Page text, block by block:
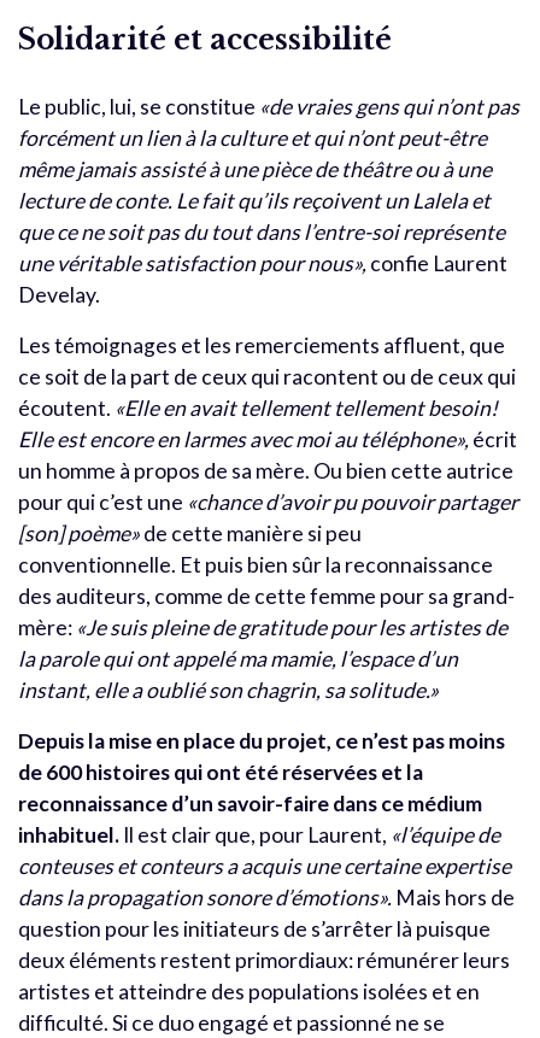
Solidarité et accessibilité
Le public, lui, se constitue «de vraies gens qui n’ont pas
forcément un lien à la culture et qui n’ont peut-être
même jamais assisté à une pièce de théâtre ou à une
lecture de conte. Le fait qu’ils reçoivent un Lalela et
que ce ne soit pas du tout dans l’entre-soi représente
une véritable satisfaction pour nous»,confie Laurent
Develay.
Les témoignages et les remerciements affluent, que
ce soit de la part de ceux qui racontent ou de ceux qui
écoutent. «Elle en avait tellement tellement besoin!
Elle est encore en larmes avec moi au téléphone»,écrit
un homme à propos de sa mère. Ou bien cette autrice
pour qui c’est une «chance d’avoir pu pouvoir partager
[son] poème»de cette manière si peu
conventionnelle. Et puis bien sûr la reconnaissance
des auditeurs, comme de cette femme pour sa grand-
mère: «Jesuis pleine de gratitude pour les artistes de
la parole qui ont appelé ma mamie, l’espace d’un
instant, elle a oublié son chagrin, sa solitude.»
Depuis la mise en place du projet, ce n’est pas moins
de 600 histoires qui ont été réservées et la
reconnaissance d’un savoir-faire dans ce médium
inhabituel. Il est clair que, pour Laurent, «l’équipe de
conteuses et conteurs a acquis une certaine expertise
dans la propagation sonore d’émotions». Mais hors de
question pour les initiateurs de s’arrêter là puisque
deux éléments restent primordiaux: rémunérer leurs
artistes et atteindre des populations isolées et en
difficulté. Si ce duo engagé et passionné ne se